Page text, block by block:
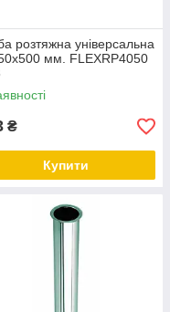
розтяжна універсальна
мм. FLEXRP4050
₴
Купити